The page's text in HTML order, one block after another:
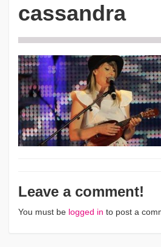
cassandra
Leave a comment!
You must be logged in to post a